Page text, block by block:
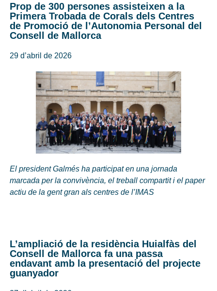
Prop de 300 persones assisteixen a la
Primera Trobada de Corals dels Centres
de Promoció de l’Autonomia Personal del
Consell de Mallorca
29 d’abril de 2026
El president Galmés ha participat en una jornada
marcada per la convivència, el treball compartit i el paper
actiu de la gent gran als centres de l’IMAS
L’ampliació de la residència Huialfàs del
Consell de Mallorca fa una passa
endavant amb la presentació del projecte
guanyador